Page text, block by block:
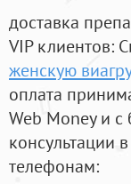
доставка
VIP клиентов:
женскую
оплата
Web Money и с
консультации
телефонам: